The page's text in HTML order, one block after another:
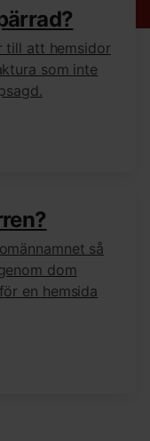
till att hemsidor
som inte
så
dom
en hemsida